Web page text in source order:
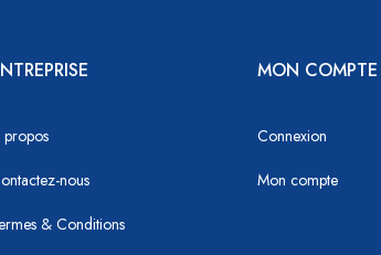
propos
nous
& Conditions
MON COMPTE
Connexion
Mon compte